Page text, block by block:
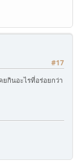
#17
กินอะไรที่อร่อยกว่า